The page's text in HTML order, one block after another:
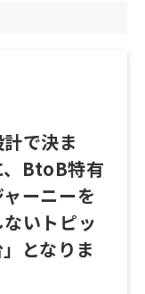
で決ま
、BtoB特有
ーニーを
いトピッ
となりま